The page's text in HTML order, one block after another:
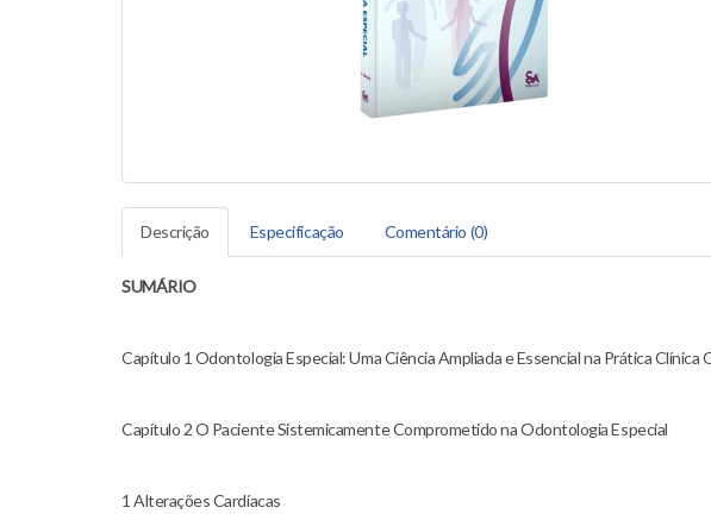
Descrição Especificação Comentário (0)
SUMÁRIO
Capítulo 1 Odontologia Especial: Uma Ciência Ampliada e Essencial na Prática Clínica
Capítulo 2 O Paciente Sistemicamente Comprometido na Odontologia Especial
1 Alterações Cardíacas